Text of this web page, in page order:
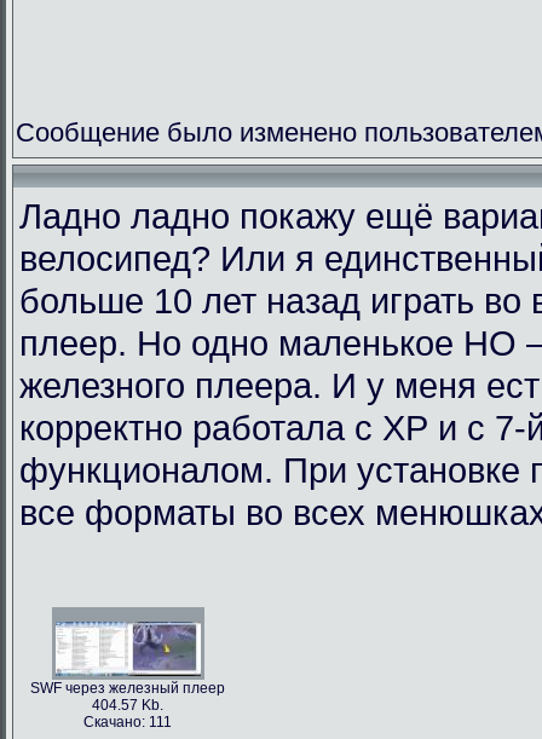
Сообщение было изменено
Ладно ладно покажу ещё
велосипед? Или я
больше 10 лет назад играть
плеер. Но одно маленькое НО
железного плеера. И у меня
корректно работала с ХР и с
функционалом. При установке
все форматы во всех
SWF через железный плеер
404.57 Kb.
Скачано: 111